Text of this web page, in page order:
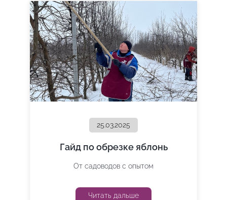
25.03.2025
Гайд по обрезке яблонь
От садоводов с опытом
Читать дальше